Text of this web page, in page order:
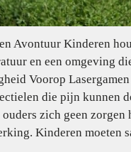
Avontuur Kinderen
en een omgeving
Voorop
die pijn kunnen
zich geen zorgen
Kinderen moeten